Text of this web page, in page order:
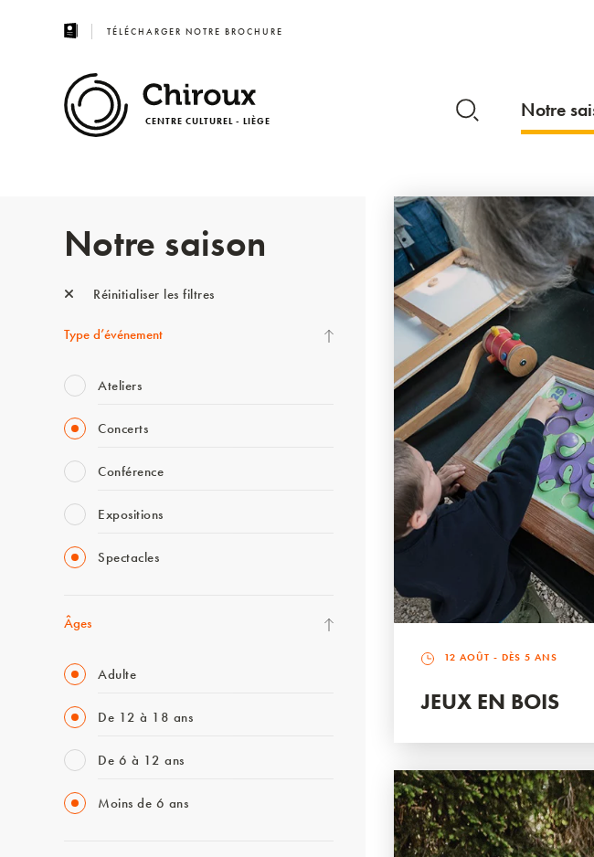
TÉLÉCHARGER NOTRE BROCHURE
CENTRE CULTUREL - LIÈGE Notre
Notre saison
Réinitialiser les filtres
Type d’événement
Ateliers
Concerts
Conférence
Expositions
Spectacles
Âges
Adulte
De 12 à 18 ans
De 6 à 12 ans
Moins de 6 ans
12 AOÛT - DÈS 5 ANS
JEUX EN BOIS